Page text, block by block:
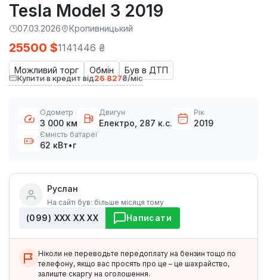
Tesla Model 3 2019
07.03.2026 Кропивницький
Можливий торг Обмін Був в ДТП
25500 $1141446 ₴
Купити в кредит від26 827₴/міс
Одометр
3 000 км
Двигун
Електро, 287 к.с.
Рік
2019
Ємність батареї
62 кВт•г
Руслан
На сайті був: більше місяця тому
(099) ХХХ ХХ ХХ Написати
Ніколи не переводьте передоплату на бензин тощо по
телефону, якщо вас просять про це – це шахрайство,
залиште скаргу на оголошення.